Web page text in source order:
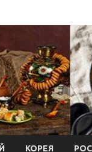
КОРЕЯ